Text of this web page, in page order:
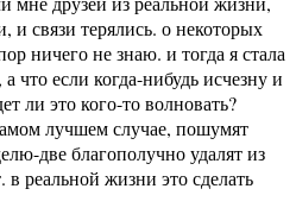
и связи терялись. о некоторых
ничего не знаю. и тогда я стала
что если когда-нибудь исчезну и
ли это кого-то волновать?
лучшем случае, пошумят
две благополучно удалят из
в реальной жизни это сделать